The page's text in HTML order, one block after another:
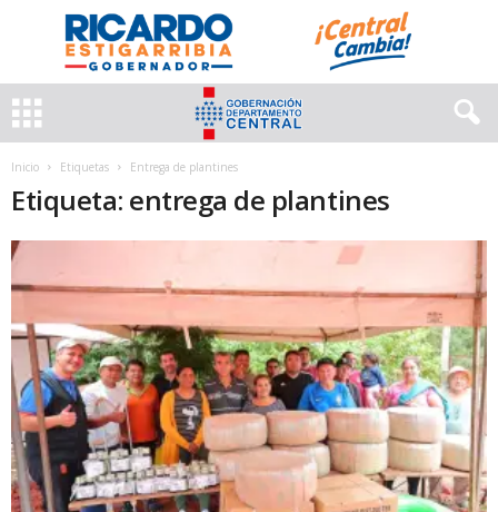
Inicio Etiquetas Entrega de plantines
Etiqueta: entrega de plantines